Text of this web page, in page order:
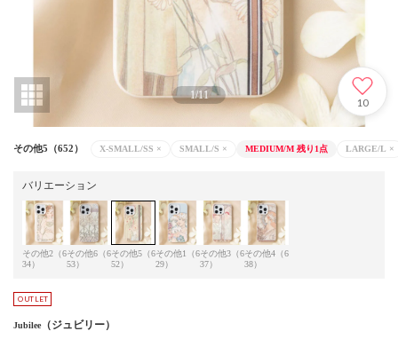
1/11
10
その他5（652） X-SMALL/SS × SMALL/S × MEDIUM/M 残り1点 LARGE/L ×
バリエーション
その他2（6
34）
その他6（6
53）
その他5（6
52）
その他1（6
29）
その他3（6
37）
その他4（6
38）
Jubilee （ジュビリー）